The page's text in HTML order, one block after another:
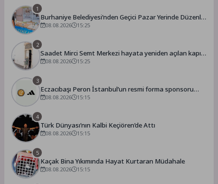
1
Burhaniye Belediyesi’nden Geçici Pazar Yerinde Düzenli
Denetim
08.08.2026 15:25
2
Saadet Mirci Semt Merkezi hayata yeniden açılan kapısı
oldu
08.08.2026 15:25
3
Eczacıbaşı Peron İstanbul’un resmi forma sponsoru
adidas
08.08.2026 15:15
4
Türk Dünyası’nın Kalbi Keçiören’de Attı
08.08.2026 15:15
5
Kaçak Bina Yıkımında Hayat Kurtaran Müdahale
08.08.2026 15:15